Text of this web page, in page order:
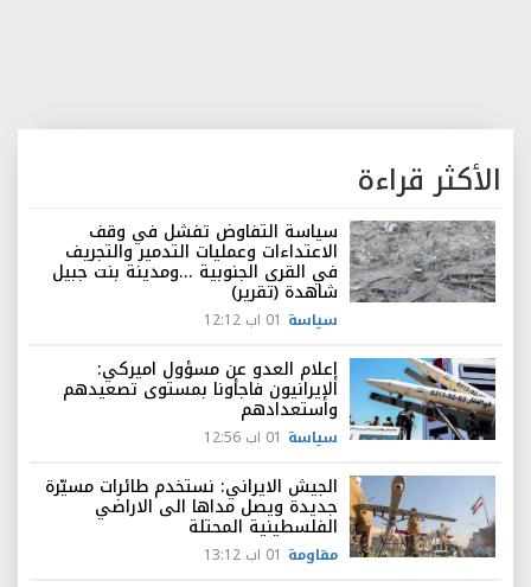
الأكثر قراءة
سياسة التفاوض تفشل في وقف
الاعتداءات وعمليات التدمير والتجريف
في القرى الجنوبية ...ومدينة بنت جبيل
شاهدة (تقرير)
سياسة 01 اب 12:12
إعلام العدو عن مسؤول اميركي:
الإيرانيون فاجأونا بمستوى تصعيدهم
واستعدادهم
سياسة 01 اب 12:56
الجيش الايراني: نستخدم طائرات مسيّرة
جديدة ويصل مداها الى الاراضي
الفلسطينية المحتلة
مقاومة 01 اب 13:12